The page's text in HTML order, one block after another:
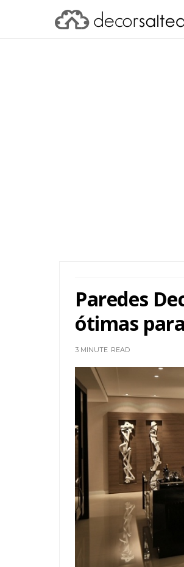
Paredes
ótimas
3 MINUTE READ